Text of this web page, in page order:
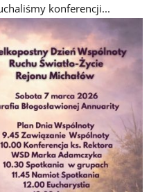
konferencji...